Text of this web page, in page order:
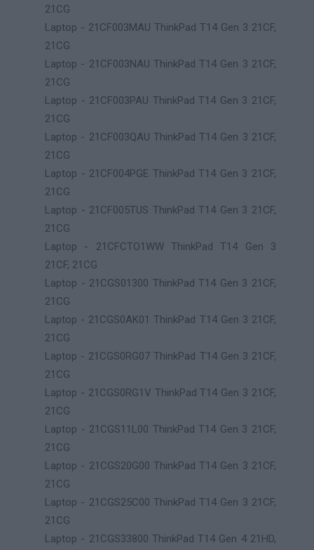
21CG
Laptop - 21CF003MAU ThinkPad T14 Gen 3 21CF,
21CG
Laptop - 21CF003NAU ThinkPad T14 Gen 3 21CF,
21CG
Laptop - 21CF003PAU ThinkPad T14 Gen 3 21CF,
21CG
Laptop - 21CF003QAU ThinkPad T14 Gen 3 21CF,
21CG
Laptop - 21CF004PGE ThinkPad T14 Gen 3 21CF,
21CG
Laptop - 21CF005TUS ThinkPad T14 Gen 3 21CF,
21CG
Laptop - 21CFCTO1WW ThinkPad T14 Gen 3
21CF, 21CG
Laptop - 21CGS01300 ThinkPad T14 Gen 3 21CF,
21CG
Laptop - 21CGS0AK01 ThinkPad T14 Gen 3 21CF,
21CG
Laptop - 21CGS0RG07 ThinkPad T14 Gen 3 21CF,
21CG
Laptop - 21CGS0RG1V ThinkPad T14 Gen 3 21CF,
21CG
Laptop - 21CGS11L00 ThinkPad T14 Gen 3 21CF,
21CG
Laptop - 21CGS20G00 ThinkPad T14 Gen 3 21CF,
21CG
Laptop - 21CGS25C00 ThinkPad T14 Gen 3 21CF,
21CG
Laptop - 21CGS33800 ThinkPad T14 Gen 4 21HD,